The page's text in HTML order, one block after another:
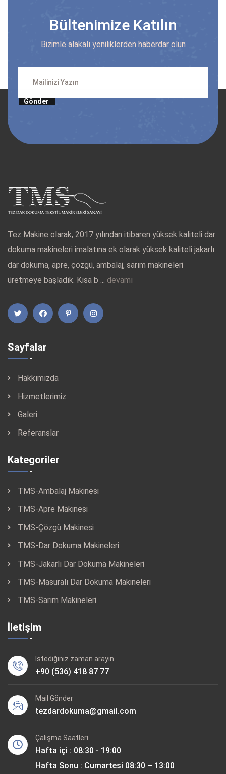
Bültenimize Katılın
Bizimle alakalı yeniliklerden haberdar olun
Gönder
Tez Makine olarak, 2017 yılından itibaren yüksek kaliteli dar
dokuma makineleri imalatına ek olarak yüksek kaliteli jakarlı
dar dokuma, apre, çözgü, ambalaj, sarım makineleri
üretmeye başladık. Kısa b ... devamı
Sayfalar
Hakkımızda
Hizmetlerimiz
Galeri
Referanslar
Kategoriler
TMS-Ambalaj Makinesi
TMS-Apre Makinesi
TMS-Çözgü Makinesi
TMS-Dar Dokuma Makineleri
TMS-Jakarlı Dar Dokuma Makineleri
TMS-Masuralı Dar Dokuma Makineleri
TMS-Sarım Makineleri
İletişim
İstediğiniz zaman arayın
+90 (536) 418 87 77
Mail Gönder
tezdardokuma@gmail.com
Çalışma Saatleri
Hafta içi : 08:30 - 19:00
Hafta Sonu : Cumartesi 08:30 – 13:00